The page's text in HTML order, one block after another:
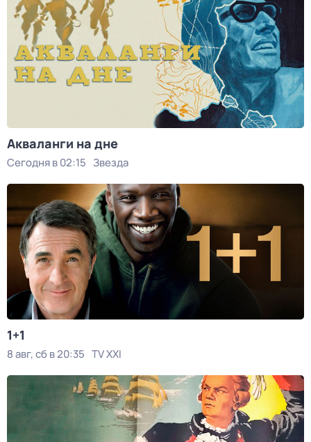
Акваланги на дне
Сегодня в 02:15 Звезда
1+1
8 авг, сб в 20:35 TV XXI